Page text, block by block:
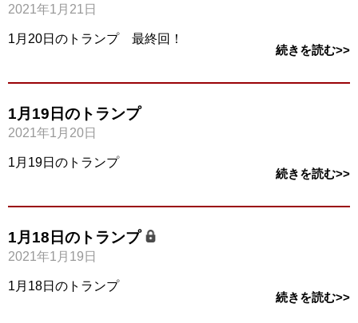
2021年1月21日
1月20日のトランプ 最終回！
続きを読む>>
1月19日のトランプ
2021年1月20日
1月19日のトランプ
続きを読む>>
1月18日のトランプ
2021年1月19日
1月18日のトランプ
続きを読む>>